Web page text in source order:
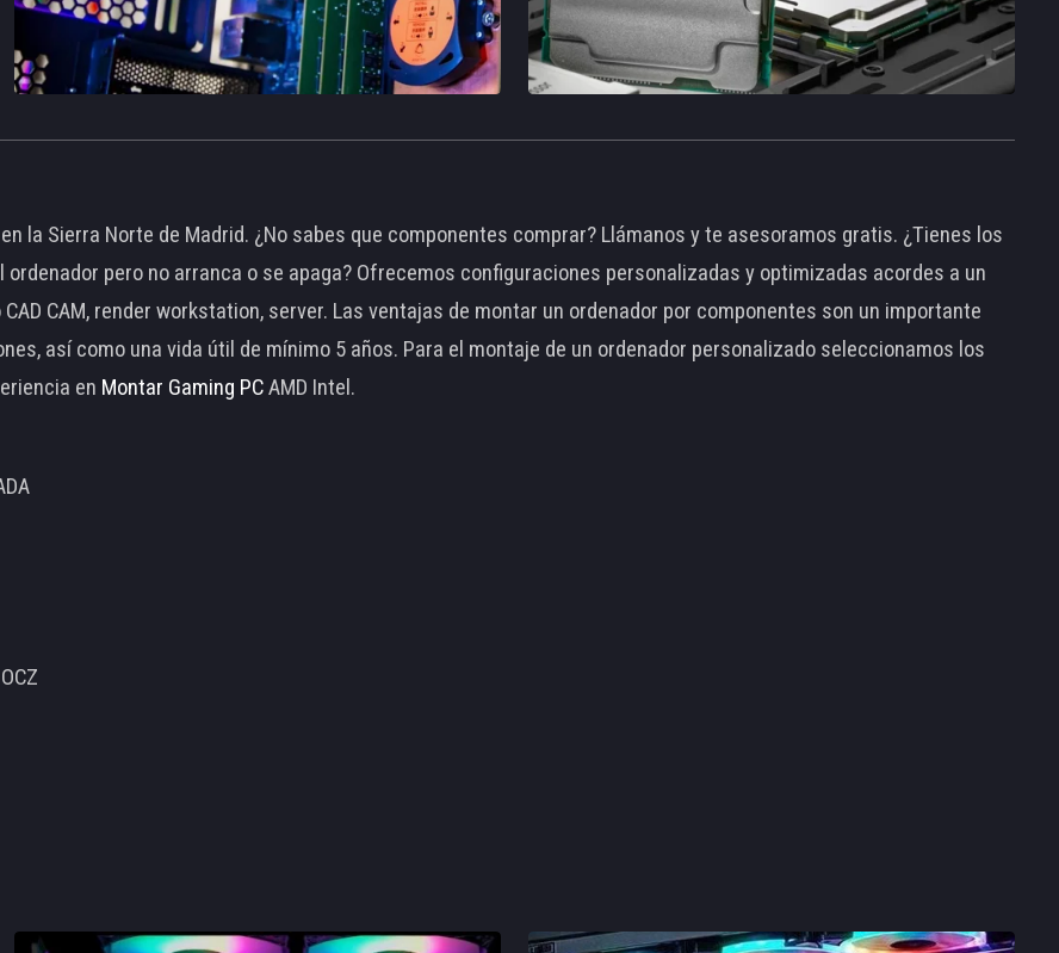
la Sierra Norte de Madrid. ¿No sabes que componentes comprar? Llámanos y te asesoramos gratis. ¿Tienes los
pero no arranca o se apaga? Ofrecemos configuraciones personalizadas y optimizadas acordes a un
CAM, render workstation, server. Las ventajas de montar un ordenador por componentes son un importante
así como una vida útil de mínimo 5 años. Para el montaje de un ordenador personalizado seleccionamos los
en Montar Gaming PCAMD Intel.